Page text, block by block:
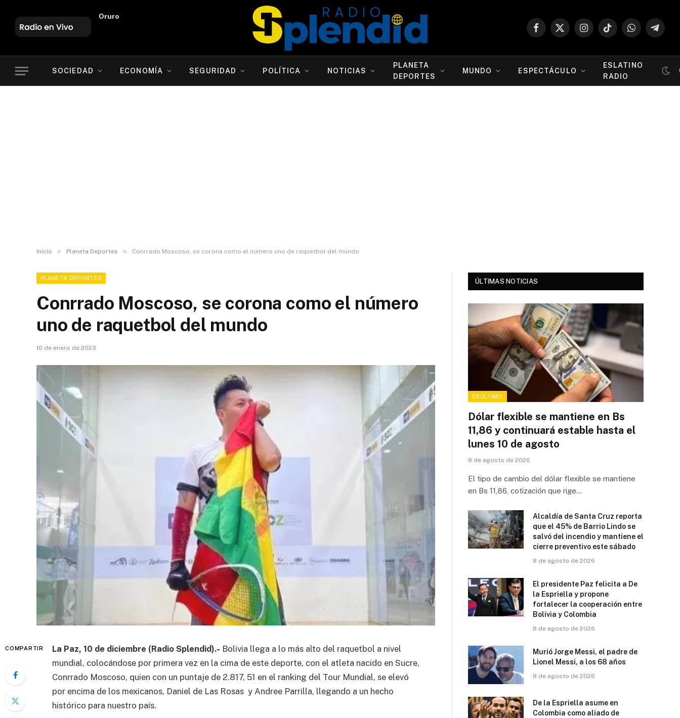
Oruro
Facebook
X
InstagramTikTokWhatsApp
SOCIEDAD ECONOMÍA SEGURIDAD POLÍTICA NOTICIAS
PLANETA
DEPORTES
MUNDO ESPECTÁCULO
ESLATINO
RADIO
Inicio » Planeta Deportes » Conrrado Moscoso, se corona como el número uno de raquetbol del mundo
PLANETA DEPORTES
Conrrado Moscoso, se corona como el número
uno de raquetbol del mundo
10 de enero de 2023
COMPARTIR La Paz, 10 de diciembre (Radio Splendid).- Bolivia llega a lo más alto del raquetbol a nivel
mundial, colocándose por primera vez en la cima de este deporte, con el atleta nacido en Sucre,
Conrrado Moscoso, quien con un puntaje de 2.817, 51 en el ranking del Tour Mundial, se elevó
por encima de los mexicanos, Daniel de Las Rosas y Andree Parrilla, llegando a un hecho
histórico para nuestro país.
ÚLTIMAS NOTICIAS
ESÚLTIMO
Dólar flexible se mantiene en Bs
11,86 y continuará estable hasta el
lunes 10 de agosto
8 de agosto de 2026
El tipo de cambio del dólar flexible se mantiene
en Bs 11,86, cotización que rige…
Alcaldía de Santa Cruz reporta
que el 45% de Barrio Lindo se
salvó del incendio y mantiene el
cierre preventivo este sábado
8 de agosto de 2026
El presidente Paz felicita a De
la Espriella y propone
fortalecer la cooperación entre
Bolivia y Colombia
8 de agosto de 2026
Murió Jorge Messi, el padre de
Lionel Messi, a los 68 años
8 de agosto de 2026
De la Espriella asume en
Colombia como aliado de